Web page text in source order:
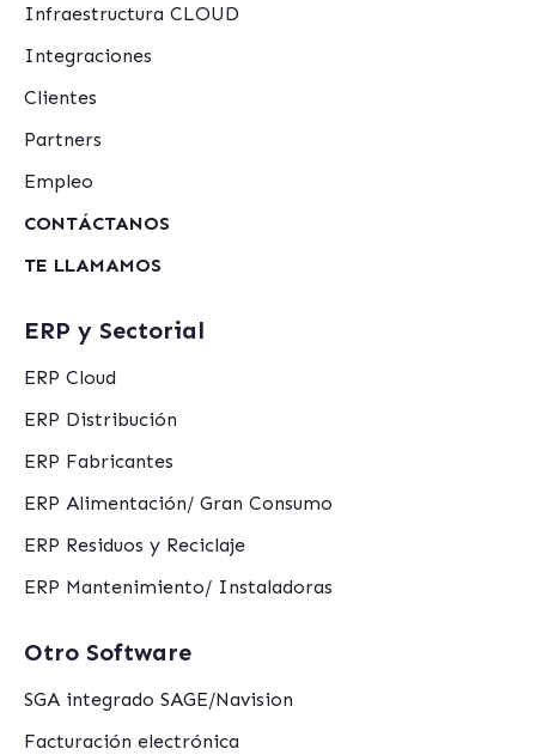
Infraestructura CLOUD
Integraciones
Clientes
Partners
Empleo
CONTÁCTANOS
TE LLAMAMOS
ERP y Sectorial
ERP Cloud
ERP Distribución
ERP Fabricantes
ERP Alimentación/ Gran Consumo
ERP Residuos y Reciclaje
ERP Mantenimiento/ Instaladoras
Otro Software
SGA integrado SAGE/Navision
Facturación electrónica